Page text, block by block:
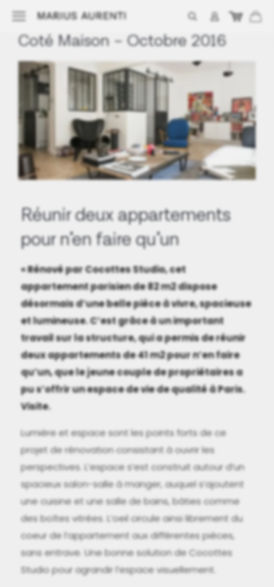
Coté Maison – Octobre 2016
Réunir deux appartements
pour n’en faire qu’un
« Rénové par Cocottes Studio, cet
appartement parisien de 82 m2 dispose
désormais d’une belle pièce à vivre, spacieuse
et lumineuse. C’est grâce à un important
travail sur la structure, qui a permis de réunir
deux appartements de 41 m2 pour n’en faire
qu’un, que le jeune couple de propriétaires a
pu s’offrir un espace de vie de qualité à Paris.
Visite.
Lumière et espace sont les points forts de ce
projet de rénovation consistant à ouvrir les
perspectives. L’espace s’est construit autour d’un
spacieux salon-salle à manger, auquel s’ajoutent
une cuisine et une salle de bains, bâties comme
des boîtes vitrées. L’oeil circule ainsi librement du
coeur de l’appartement aux différentes pièces,
sans entrave. Une bonne solution de Cocottes
Studio pour agrandir l’espace visuellement.